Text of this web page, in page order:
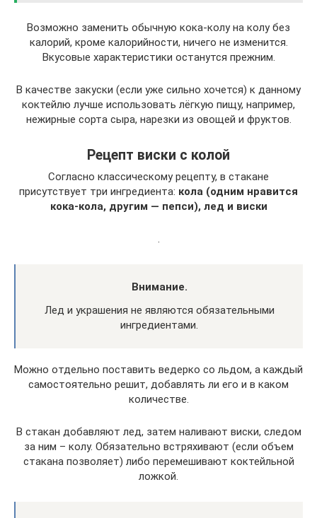
Возможно заменить обычную кока-колу на колу без
калорий, кроме калорийности, ничего не изменится.
Вкусовые характеристики останутся прежним.
В качестве закуски (если уже сильно хочется) к данному
коктейлю лучше использовать лёгкую пищу, например,
нежирные сорта сыра, нарезки из овощей и фруктов.
Рецепт виски с колой
Согласно классическому рецепту, в стакане
присутствует три ингредиента: кола (одним нравится
кока-кола, другим — пепси), лед и виски
.
Внимание.
Лед и украшения не являются обязательными
ингредиентами.
Можно отдельно поставить ведерко со льдом, а каждый
самостоятельно решит, добавлять ли его и в каком
количестве.
В стакан добавляют лед, затем наливают виски, следом
за ним – колу. Обязательно встряхивают (если объем
стакана позволяет) либо перемешивают коктейльной
ложкой.